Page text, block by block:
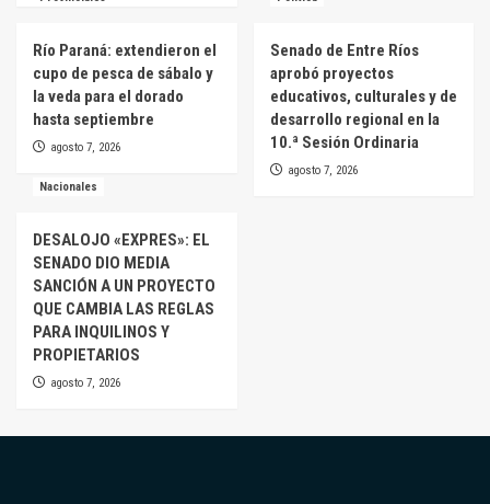
Río Paraná: extendieron el
cupo de pesca de sábalo y
la veda para el dorado
hasta septiembre
agosto 7, 2026
Senado de Entre Ríos
aprobó proyectos
educativos, culturales y de
desarrollo regional en la
10.ª Sesión Ordinaria
agosto 7, 2026
Nacionales
DESALOJO «EXPRES»: EL
SENADO DIO MEDIA
SANCIÓN A UN PROYECTO
QUE CAMBIA LAS REGLAS
PARA INQUILINOS Y
PROPIETARIOS
agosto 7, 2026